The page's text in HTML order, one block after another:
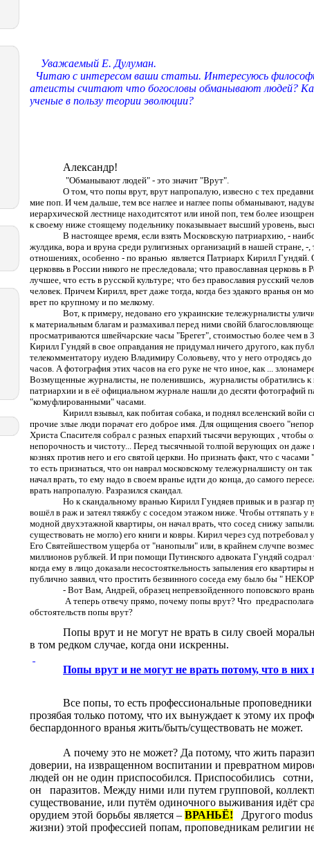
Уважаемый Е. Дулуман.
Читаю с интересом ваши статьи. Интересуюсь
атеисты считают что богословы обманывают людей?
ученые в пользу теории эволюции?
Александр!
"Обманывают людей" - это значит "Врут".
О том, что попы врут, врут напропалую, извесно с тех
мие поп. И чем дальше, тем все наглее и наглее попы обманывают,
иерархической лестнице находитсятот или иной поп, тем более
к своему ниже стоящему подельнику показывыает высший уровень,
В настоящее время, если взять Московскую патриархию, -
жулдика, вора и вруна среди рулигизных организаций в нашей стране,
отношениях, особенно - по вранью является Патриарх Кирилл Гундяй.
церковвь в России никого не преследовала; что православная церковь
лучшее, что есть в русской культуре; что без православия русский
человек. Причем Кирилл, врет даже тогда, когда без эдакого вранья он
врет по крупному и по мелкому.
Вот, к примеру, недовано его украинские тележурналисты
к материальным благам и размахивал перед ними свойй
просматриваются швейчарские часы "Брегет", стоимостью более чем
Кирилл Гундяй в свое оправдания не придумал ничего другого, как
телекомментатору иудею Владимиру Соловьеву, что у него отродясь
часов. А фотография этих часов на его руке не что иное, как ...
Возмущенные журналисты, не поленившись, журналисты обратились
патриархии и в её официальном журнале нашли до десяти фотографий
"комуфлированными" часами.
Кирилл взывыл, как побитая собака, и поднял вселенский
прочие злые люди порачат его доброе имя. Для ощищения своего
Христа Спасителя собрал с разных епархий тысячи верующих , чтобы
непорочность и чистоту... Перед тысячныой толпой верующих он даже
кознях против него и его святой церкви. Но признать факт, что с часами
то есть признаться, что он наврал московскому тележурналшисту он
начал врать, то ему надо в своем вранье идти до конца, до самого
врать напропалую. Разразился скандал.
Но к скандальному вранью Кирилл Гундяев привык и в разгар
вошёл в раж и затеял тяяжбу с соседом этажом ниже. Чтобы оттяпать у
модной двухэтажной квартиры, он начал врать, что сосед снижу
существовать не могло) его книги и ковры. Кирил через суд потребовал
Его Святейшеством ущерба от "нанопыли" или, в крайнем случпе
миллионов рублкей. И при помощи Путинского адвоката Гундяй содрал
когда ему в лицо доказали несостояткельность запыления его
публично заявил, что простить безвинного соседа ему было бы "
- Вот Вам, Андрей, образец непревзойденного поповского
А теперь отвечу прямо, почему попы врут? Что
обстоятельств попы врут?
Попы врут и не могут не врать в силу своей
в том редком случае, когда они искренны.
Попы врут и не могут не врать потому, что в них
Все попы, то есть профессиональные
прозябая только потому, что их вынуждает к этому их
беспардонного вранья жить/быть/существовать не может.
А почему это не может? Да потому, что жить
доверии, на извращенном воспитании и превратном
людей он не один приспособился. Приспособились
он
паразитов. Между ними или путем групповой,
существование, или путём одиночного выживания идёт
орудием этой борьбы является –ВРАНЬЁ! Другого
жизни) этой профессией попам, проповедникам религии